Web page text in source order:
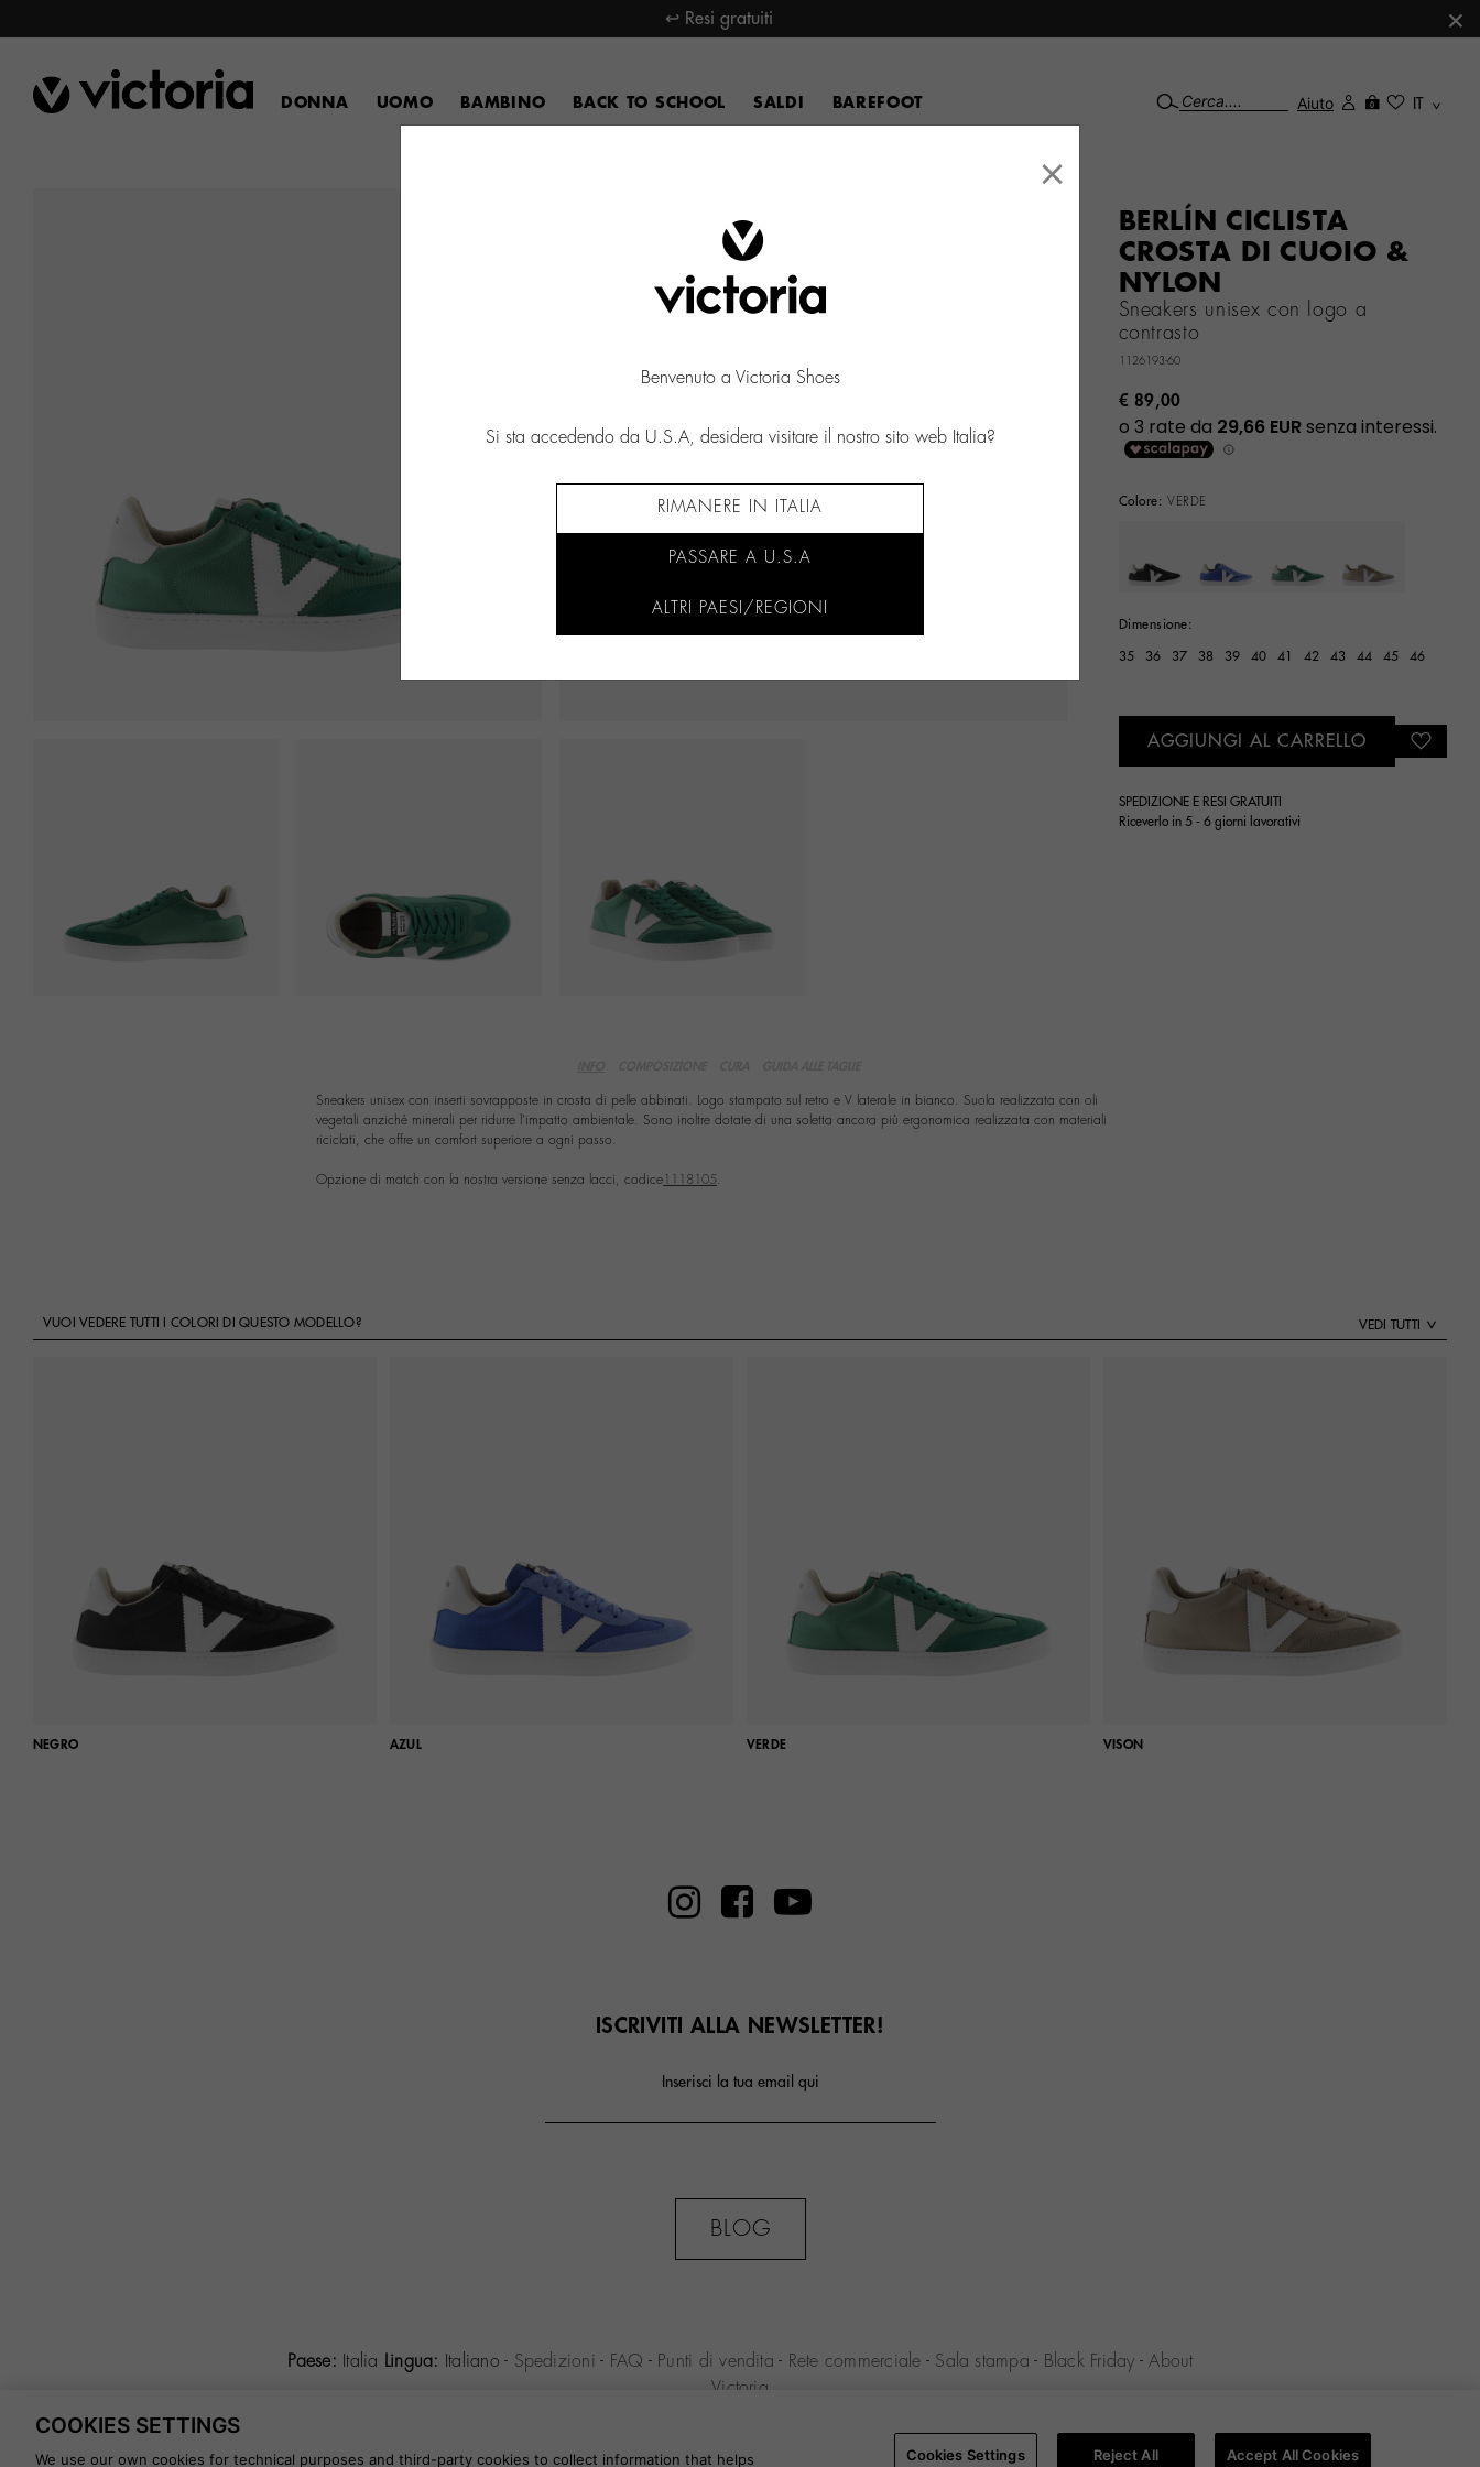
↩ Resi gratuiti ×
DONNA UOMO BAMBINO BACK TO SCHOOL SALDI BAREFOOT Aiuto
BERLÍN CICLISTA
CROSTA DI CUOIO &
NYLON
Sneakers unisex con logo a
contrasto
1126193-60
€ 89,00
Colore: VERDE
Dimensione:
35 36 37 38 39 40 41 42 43 44 45 46
AGGIUNGI AL CARRELLO
SPEDIZIONE E RESI GRATUITI
Riceverlo in 5 - 6 giorni lavorativi
Sneakers unisex con inserti sovrapposte in crosta di pelle abbinati. Logo stampato sul retro e V laterale in bianco. Suola realizzata con oli
vegetali anziché minerali per ridurre l'impatto ambientale. Sono inoltre dotate di una soletta ancora più ergonomica realizzata con materiali
riciclati, che offre un comfort superiore a ogni passo.
Opzione di match con la nostra versione senza lacci, codice 1118105.
VUOI VEDERE TUTTI I COLORI DI QUESTO MODELLO? VEDI TUTTI
NEGRO AZUL VERDE VISON
ISCRIVITI ALLA NEWSLETTER!
Inserisci la tua email qui
BLOG
Paese: Italia Lingua: Italiano- Spedizioni - FAQ - Punti di vendita - Rete commerciale - Sala stampa - Black Friday -About
Victoria
-Politica sulla riservatezza-Informativa sui
cookie
- Cookies Settings
×
Benvenuto a Victoria Shoes
Si sta accedendo da U.S.A, desidera visitare il nostro sito web Italia?
RIMANERE IN ITALIA
PASSARE A U.S.A
ALTRI PAESI/REGIONI
COOKIES SETTINGS
We use our own cookies for technical purposes and third-party cookies to collect information that helps Cookies Settings Reject All Accept All Cookies